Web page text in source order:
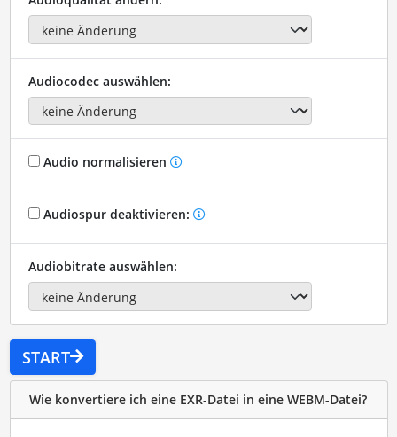
Audiocodec auswählen:
Audio normalisieren
Audiospur deaktivieren:
Audiobitrate auswählen:
START
Wie konvertiere ich eine EXR-Datei in eine WEBM-Datei?